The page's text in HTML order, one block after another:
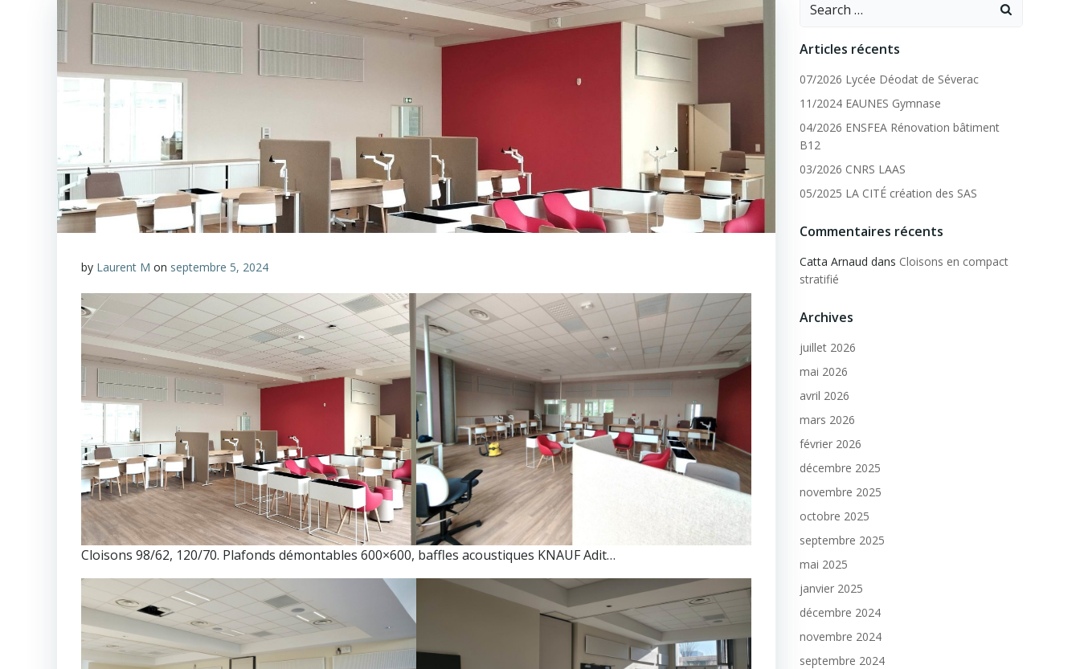
by Laurent M on septembre 5, 2024
Cloisons 98/62, 120/70. Plafonds démontables 600×600, baffles acoustiques KNAUF Adit…
Articles récents
07/2026 Lycée Déodat de Séverac
11/2024 EAUNES Gymnase
04/2026 ENSFEA Rénovation bâtiment
B12
03/2026 CNRS LAAS
05/2025 LA CITÉ création des SAS
Commentaires récents
Catta Arnaud dans Cloisons en compact
stratifié
Archives
juillet 2026
mai 2026
avril 2026
mars 2026
février 2026
décembre 2025
novembre 2025
octobre 2025
septembre 2025
mai 2025
janvier 2025
décembre 2024
novembre 2024
septembre 2024